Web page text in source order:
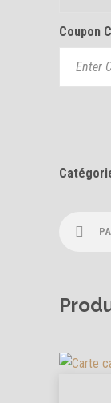
Coupon
Card